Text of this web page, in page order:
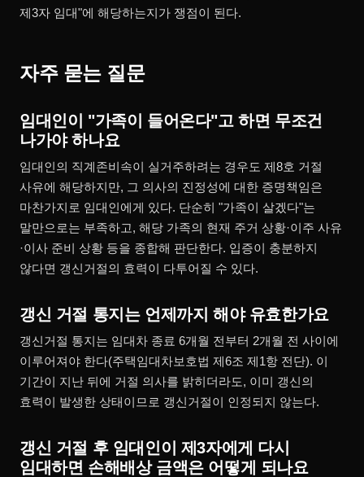
제3자 임대"에 해당하는지가 쟁점이 된다.
자주 묻는 질문
임대인이 "가족이 들어온다"고 하면 무조건
나가야 하나요
임대인의 직계존비속이 실거주하려는 경우도 제8호 거절
사유에 해당하지만, 그 의사의 진정성에 대한 증명책임은
마찬가지로 임대인에게 있다. 단순히 "가족이 살겠다"는
말만으로는 부족하고, 해당 가족의 현재 주거 상황·이주 사유
·이사 준비 상황 등을 종합해 판단한다. 입증이 충분하지
않다면 갱신거절의 효력이 다투어질 수 있다.
갱신 거절 통지는 언제까지 해야 유효한가요
갱신거절 통지는 임대차 종료 6개월 전부터 2개월 전 사이에
이루어져야 한다(주택임대차보호법 제6조 제1항 전단). 이
기간이 지난 뒤에 거절 의사를 밝히더라도, 이미 갱신의
효력이 발생한 상태이므로 갱신거절이 인정되지 않는다.
갱신 거절 후 임대인이 제3자에게 다시
임대하면 손해배상 금액은 어떻게 되나요